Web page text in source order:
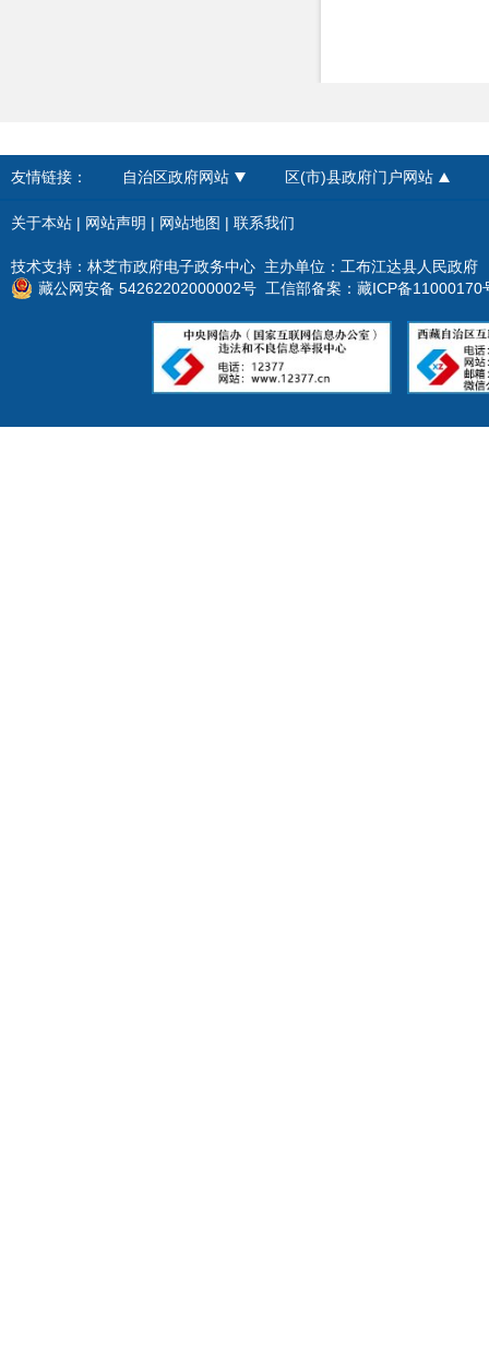
其他信息
友情链接： 自治区政府网站 区(市)县政府门户网站
关于本站 | 网站声明 | 网站地图 | 联系我们
技术支持：林芝市政府电子政务中心 主办单位：工布江达县人民政府
藏公网安备 54262202000002号 工信部备案： 藏ICP备11000170